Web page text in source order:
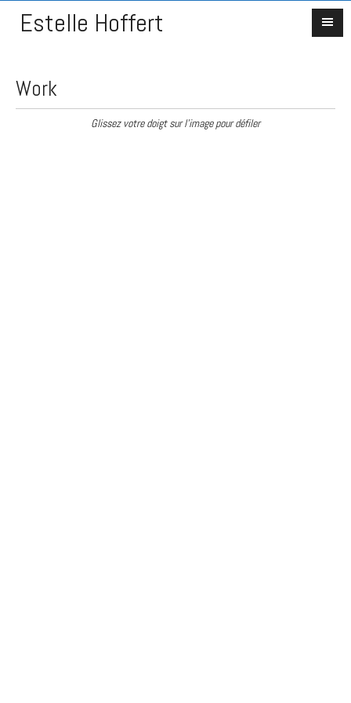
Estelle Hoffert
Work
Glissez votre doigt sur l'image pour défiler